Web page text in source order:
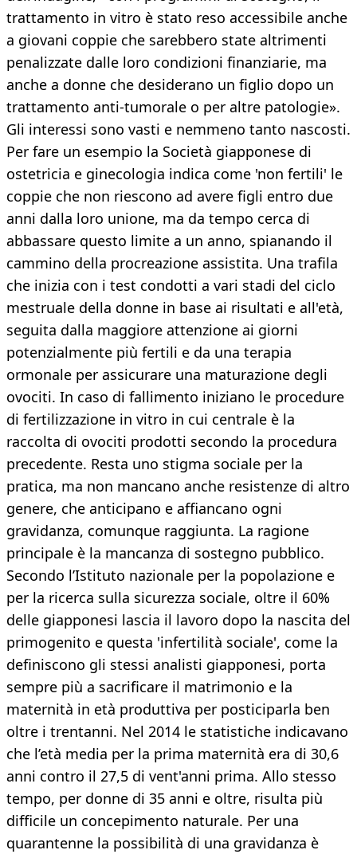
trattamento in vitro è stato reso accessibile anche
a giovani coppie che sarebbero state altrimenti
penalizzate dalle loro condizioni finanziarie, ma
anche a donne che desiderano un figlio dopo un
trattamento anti-tumorale o per altre patologie».
Gli interessi sono vasti e nemmeno tanto nascosti.
Per fare un esempio la Società giapponese di
ostetricia e ginecologia indica come 'non fertili' le
coppie che non riescono ad avere figli entro due
anni dalla loro unione, ma da tempo cerca di
abbassare questo limite a un anno, spianando il
cammino della procreazione assistita. Una trafila
che inizia con i test condotti a vari stadi del ciclo
mestruale della donne in base ai risultati e all'età,
seguita dalla maggiore attenzione ai giorni
potenzialmente più fertili e da una terapia
ormonale per assicurare una maturazione degli
ovociti. In caso di fallimento iniziano le procedure
di fertilizzazione in vitro in cui centrale è la
raccolta di ovociti prodotti secondo la procedura
precedente. Resta uno stigma sociale per la
pratica, ma non mancano anche resistenze di altro
genere, che anticipano e affiancano ogni
gravidanza, comunque raggiunta. La ragione
principale è la mancanza di sostegno pubblico.
Secondo l’Istituto nazionale per la popolazione e
per la ricerca sulla sicurezza sociale, oltre il 60%
delle giapponesi lascia il lavoro dopo la nascita del
primogenito e questa 'infertilità sociale', come la
definiscono gli stessi analisti giapponesi, porta
sempre più a sacrificare il matrimonio e la
maternità in età produttiva per posticiparla ben
oltre i trentanni. Nel 2014 le statistiche indicavano
che l’età media per la prima maternità era di 30,6
anni contro il 27,5 di vent'anni prima. Allo stesso
tempo, per donne di 35 anni e oltre, risulta più
difficile un concepimento naturale. Per una
quarantenne la possibilità di una gravidanza è